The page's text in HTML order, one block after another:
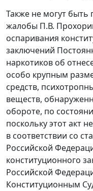
Также не могут
жалобы П.В.
оспаривания
заключений
наркотиков об
особо крупным
средств,
веществ,
обороте, по
поскольку этот акт
в соответствии со
Российской
конституционного
Российской
Конституционным